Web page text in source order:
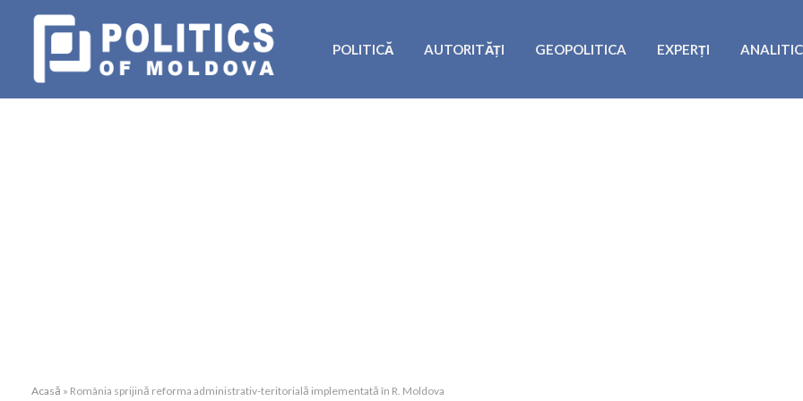
POLITICĂ AUTORITĂȚI GEOPOLITICA EXPERȚI
Acasă » România sprijină reforma administrativ-teritorială implementată în R. Moldova